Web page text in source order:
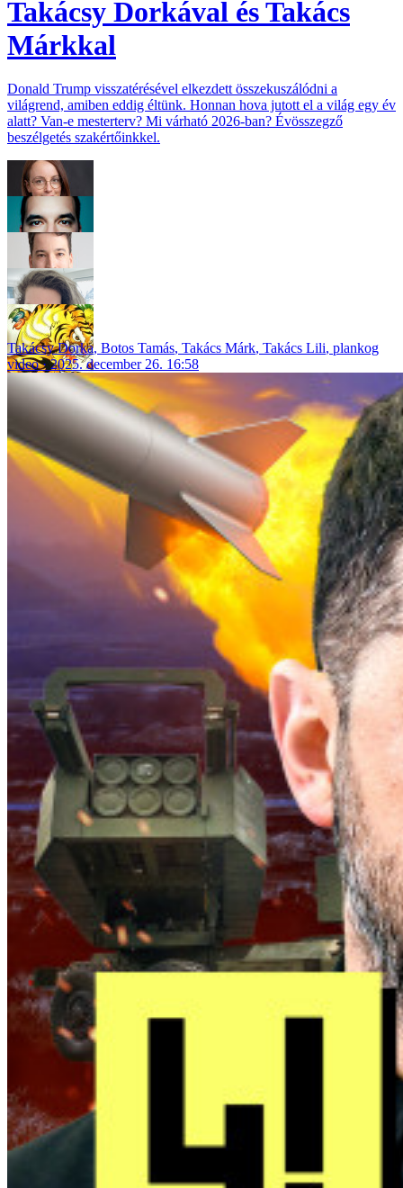
Takácsy Dorkával és Takács
Márkkal
Donald Trump visszatérésével elkezdett összekuszálódni a
világrend, amiben eddig éltünk. Honnan hova jutott el a világ egy év
alatt? Van-e mesterterv? Mi várható 2026-ban? Évösszegző
beszélgetés szakértőinkkel.
Takácsy Dorka, Botos Tamás, Takács Márk, Takács Lili, plankog
video
2025. december 26. 16:58